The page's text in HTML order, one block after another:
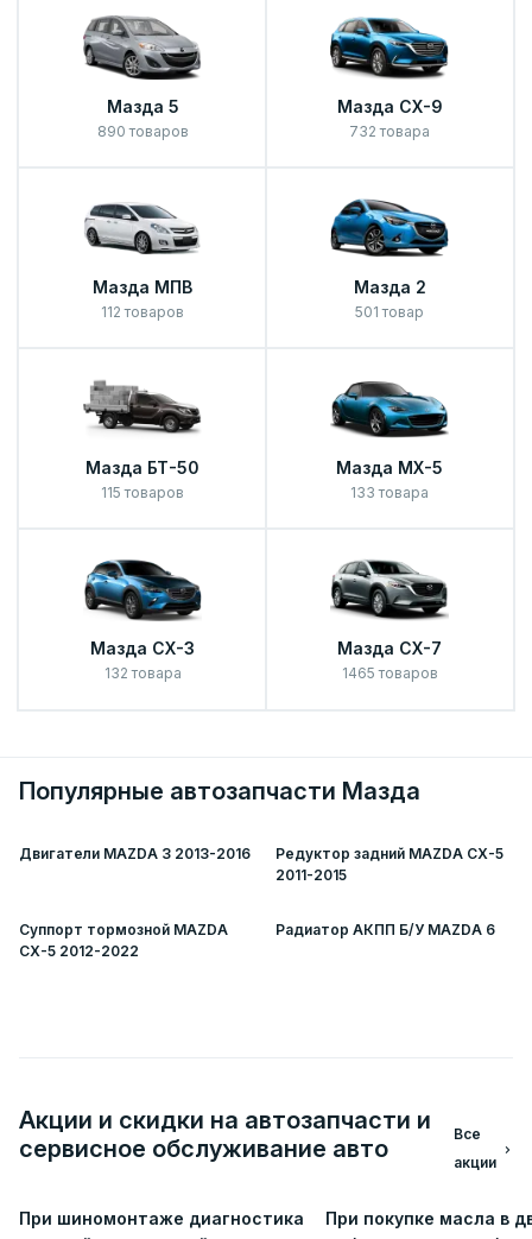
Мазда 5
890 товаров
Мазда СХ-9
732 товара
Мазда МПВ
112 товаров
Мазда 2
501 товар
Мазда БТ-50
115 товаров
Мазда МХ-5
133 товара
Мазда СХ-3
132 товара
Мазда СХ-7
1465 товаров
Популярные автозапчасти Мазда
Двигатели MAZDA 3 2013-2016
Редуктор задний MAZDA CX-5
2011-2015
Суппорт тормозной MAZDA
CX-5 2012-2022
Радиатор АКПП Б/У MAZDA 6
Акции и скидки на автозапчасти и
сервисное обслуживание авто
Все
акции
Акция при замене резины
При шиномонтаже диагностика
Замена бесплатно
При покупке масла в